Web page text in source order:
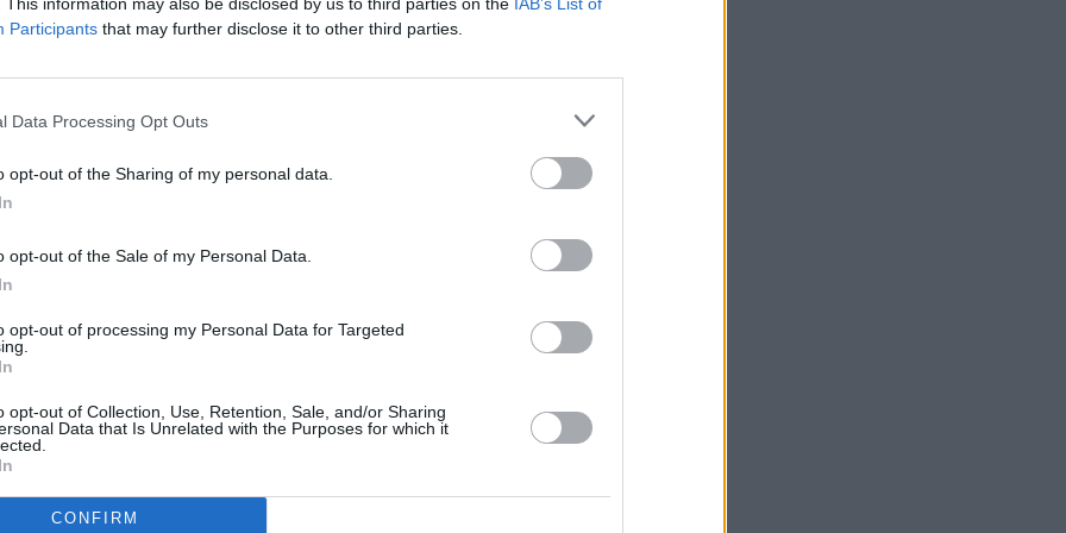
Participants that may further disclose it to other third parties.
Data Processing Opt Outs
opt-out of the Sharing of my personal data.
opt-out of the Sale of my Personal Data.
opt-out of processing my Personal Data for Targeted
opt-out of Collection, Use, Retention, Sale, and/or Sharing
Data that Is Unrelated with the Purposes for which it
CONFIRM
Pūko
16:28 Orai
17:00Sodas ir daržas
versle
1/5
20:30 „A. Lukašenka.
22:30 Žinios
16:3024/7
18:30Krepšinio
22:30 Žinios
23:00„Neatrasta